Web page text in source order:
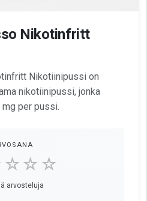
Nikotinfritt
Nikotiinipussi on
nikotiinipussi, jonka
per pussi.
arvosteluja